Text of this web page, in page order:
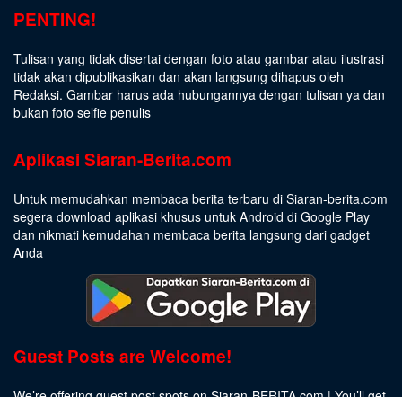
PENTING!
Tulisan yang tidak disertai dengan foto atau gambar atau ilustrasi
tidak akan dipublikasikan dan akan langsung dihapus oleh
Redaksi. Gambar harus ada hubungannya dengan tulisan ya dan
bukan foto selfie penulis
Aplikasi Siaran-Berita.com
Untuk memudahkan membaca berita terbaru di Siaran-berita.com
segera download aplikasi khusus untuk Android di Google Play
dan nikmati kemudahan membaca berita langsung dari gadget
Anda
Guest Posts are Welcome!